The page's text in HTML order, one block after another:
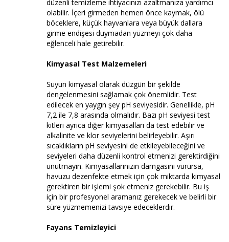
düzenli temizleme ihtiyacınızı azaltmanıza yardımcı
olabilir. İçeri girmeden hemen önce kaymak, ölü
böceklere, küçük hayvanlara veya büyük dallara
girme endişesi duymadan yüzmeyi çok daha
eğlenceli hale getirebilir.
Kimyasal Test Malzemeleri
Suyun kimyasal olarak düzgün bir şekilde
dengelenmesini sağlamak çok önemlidir. Test
edilecek en yaygın şey pH seviyesidir. Genellikle, pH
7,2 ile 7,8 arasında olmalıdır. Bazı pH seviyesi test
kitleri ayrıca diğer kimyasalları da test edebilir ve
alkalinite ve klor seviyelerini belirleyebilir. Aşırı
sıcaklıkların pH seviyesini de etkileyebileceğini ve
seviyeleri daha düzenli kontrol etmenizi gerektirdiğini
unutmayın. Kimyasallarınızın damgasını vurursa,
havuzu dezenfekte etmek için çok miktarda kimyasal
gerektiren bir işlemi şok etmeniz gerekebilir. Bu iş
için bir profesyonel aramanız gerekecek ve belirli bir
süre yüzmemenizi tavsiye edeceklerdir.
Fayans Temizleyici